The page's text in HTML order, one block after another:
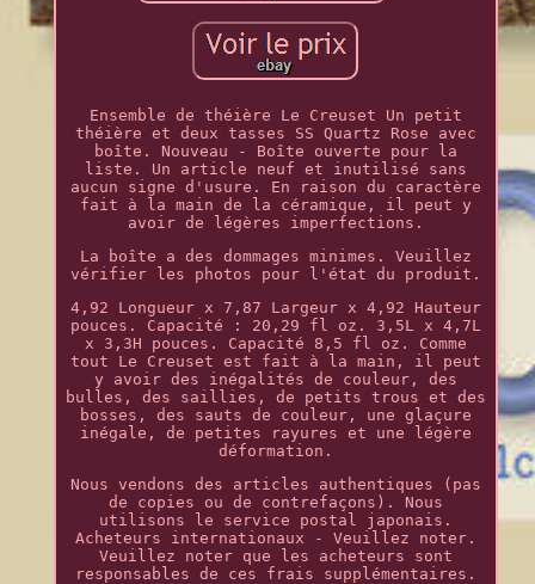
Ensemble de théière Le Creuset Un petit
théière et deux tasses SS Quartz Rose avec
boîte. Nouveau - Boîte ouverte pour la
liste. Un article neuf et inutilisé sans
aucun signe d'usure. En raison du caractère
fait à la main de la céramique, il peut y
avoir de légères imperfections.
La boîte a des dommages minimes. Veuillez
vérifier les photos pour l'état du produit.
4,92 Longueur x 7,87 Largeur x 4,92 Hauteur
pouces. Capacité : 20,29 fl oz. 3,5L x 4,7L
x 3,3H pouces. Capacité 8,5 fl oz. Comme
tout Le Creuset est fait à la main, il peut
y avoir des inégalités de couleur, des
bulles, des saillies, de petits trous et des
bosses, des sauts de couleur, une glaçure
inégale, de petites rayures et une légère
déformation.
Nous vendons des articles authentiques (pas
de copies ou de contrefaçons). Nous
utilisons le service postal japonais.
Acheteurs internationaux - Veuillez noter.
Veuillez noter que les acheteurs sont
responsables de ces frais supplémentaires.